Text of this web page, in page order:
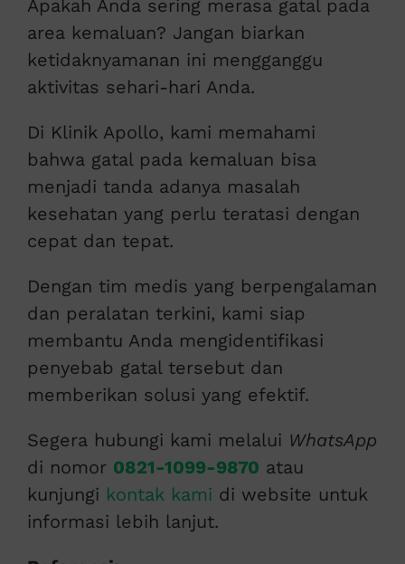
Apakah Anda sering merasa gatal pada
area kemaluan? Jangan biarkan
ketidaknyamanan ini mengganggu
aktivitas sehari-hari Anda.
Di Klinik Apollo, kami memahami
bahwa gatal pada kemaluan bisa
menjadi tanda adanya masalah
kesehatan yang perlu teratasi dengan
cepat dan tepat.
Dengan tim medis yang berpengalaman
dan peralatan terkini, kami siap
membantu Anda mengidentifikasi
penyebab gatal tersebut dan
memberikan solusi yang efektif.
Segera hubungi kami melalui WhatsApp
di nomor 0821-1099-9870 atau
kunjungi kontak kami di website untuk
informasi lebih lanjut.